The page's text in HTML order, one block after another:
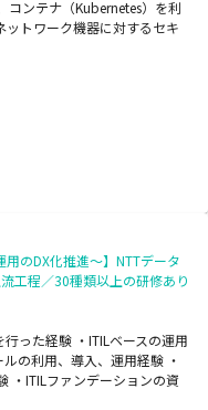
コンテナ（Kubernetes）を利
トワーク機器に対するセキ
のDX化推進～】NTTデータ
工程／30種類以上の研修あり
った経験 ・ITILベースの運用
の利用、導入、運用経験 ・
・ITILファンデーションの資